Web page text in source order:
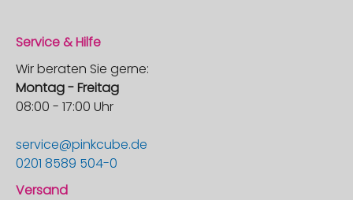
Service & Hilfe
Wir beraten Sie gerne:
Montag - Freitag
08:00 - 17:00 Uhr
service@pinkcube.de
0201 8589 504-0
Versand